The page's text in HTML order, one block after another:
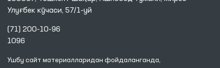
Улуғбек кўчаси, 57/1-уй
(71) 200-10-96
1096
Ушбу сайт материалларидан фойдаланганда,